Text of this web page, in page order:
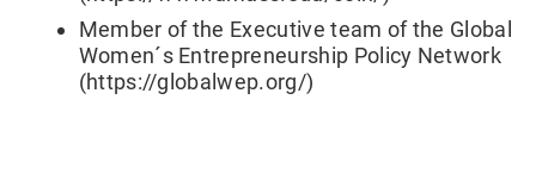
Member of the Executive team of the Global
Women´s Entrepreneurship Policy Network
(https://globalwep.org/)